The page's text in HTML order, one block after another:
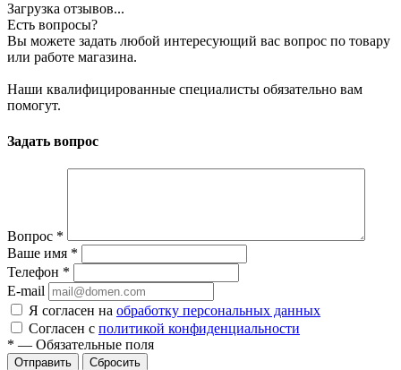
Загрузка отзывов...
Есть вопросы?
Вы можете задать любой интересующий вас вопрос по товару
или работе магазина.
Наши квалифицированные специалисты обязательно вам
помогут.
Задать вопрос
Вопрос *
Ваше имя *
Телефон *
E-mail
Я согласен на обработку персональных данных
Согласен с политикой конфиденциальности
* — Обязательные поля
Сбросить